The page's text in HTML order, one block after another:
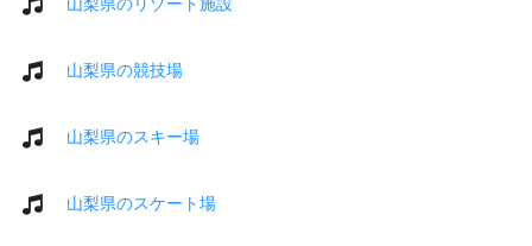
山梨県の競技場
山梨県のスキー場
山梨県のスケート場